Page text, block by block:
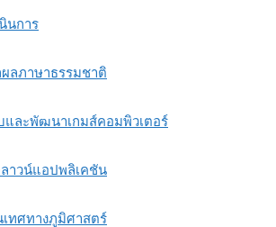
นการ
ผลภาษาธรรมชาติ
และพัฒนาเกมส์คอมพิวเตอร์
าวน์แอปพลิเคชัน
เทศทางภูมิศาสตร์